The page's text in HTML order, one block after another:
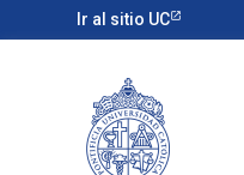
Ir al sitio UC
al